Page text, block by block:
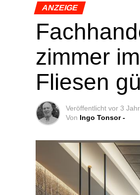
ANZEIGE
zim­mer
Flie­sen
Veröffentlicht vor 3
Von Ingo Tonsor -